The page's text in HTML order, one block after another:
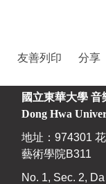
友善列印 分享
國立東華大學 音
Dong Hwa
地址：974301
藝術學院B311
No. 1, Sec. 2,